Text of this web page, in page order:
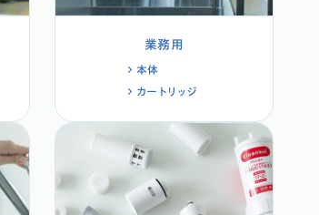
業務用
本体
カートリッジ